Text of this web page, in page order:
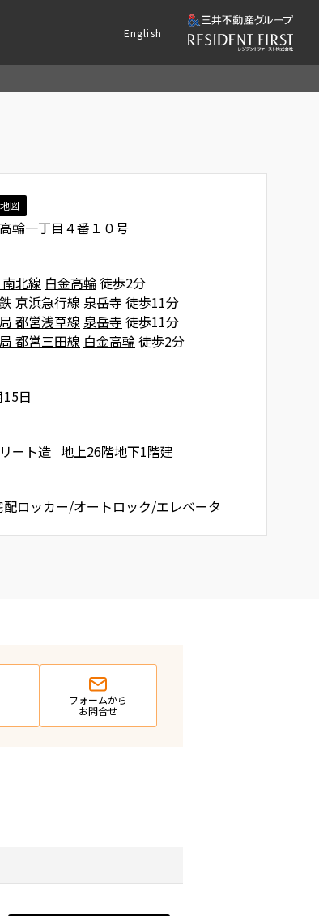
English
地図
輪一丁目４番１０号
北線 白金高輪徒歩2分
京浜急行線 泉岳寺 徒歩11分
都営浅草線 泉岳寺 徒歩11分
都営三田線 白金高輪徒歩2分
日
ート造 地上26階地下1階建
ロッカー/オートロック/エレベータ
フォームから
お問合せ